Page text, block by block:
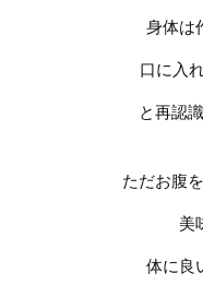
身体は
口に入
と再認
ただお腹
美
体に良